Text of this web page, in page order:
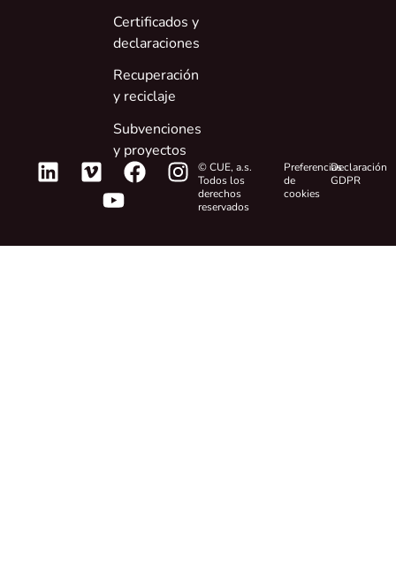
Certificados y
declaraciones
Recuperación
y reciclaje
Subvenciones
y proyectos
© CUE, a.s.
Todos los
derechos
reservados
Preferencias
de
cookies
Declaración
GDPR